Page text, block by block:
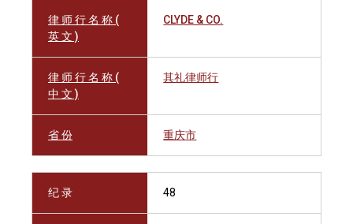
律 师 行 名 称 (
英 文 )
CLYDE & CO.
律 师 行 名 称 (
中 文 )
其礼律师行
省 份 重庆市
纪 录 48